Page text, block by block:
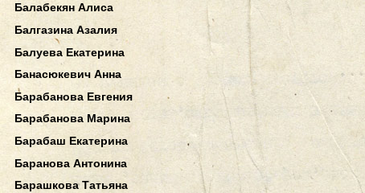
Балабекян Алиса
Балгазина Азалия
Балуева Екатерина
Банасюкевич Анна
Барабанова Евгения
Барабанова Марина
Барабаш Екатерина
Баранова Антонина
Барашкова Татьяна